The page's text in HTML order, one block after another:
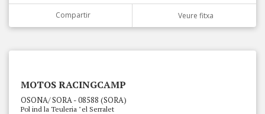
Compartir Veure fitxa
MOTOS RACINGCAMP
OSONA/ SORA - 08588 (SORA)
Pol ind la Teuleria "el Serralet